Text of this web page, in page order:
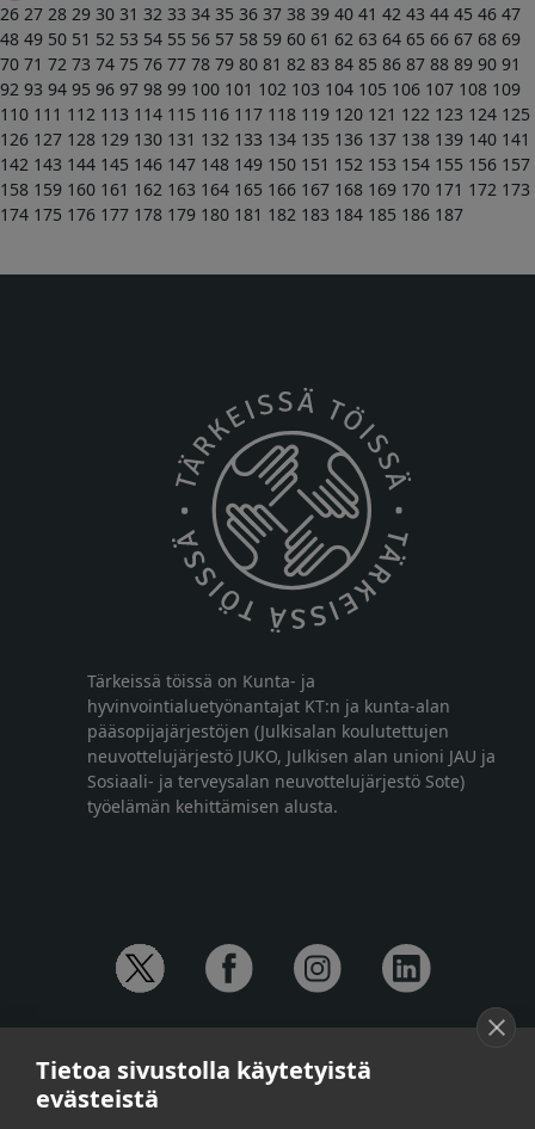
26 27 28 29 30 31 32 33 34 35 36 37 38 39 40 41 42 43 44 45 46 47
48 49 50 51 52 53 54 55 56 57 58 59 60 61 62 63 64 65 66 67 68 69
70 71 72 73 74 75 76 77 78 79 80 81 82 83 84 85 86 87 88 89 90 91
92 93 94 95 96 97 98 99 100 101 102 103 104 105 106 107 108 109
110 111 112 113 114 115 116 117 118 119 120 121 122 123 124 125
126 127 128 129 130 131 132 133 134 135 136 137 138 139 140 141
142 143 144 145 146 147 148 149 150 151 152 153 154 155 156 157
158 159 160 161 162 163 164 165 166 167 168 169 170 171 172 173
174 175 176 177 178 179 180 181 182 183 184 185 186 187
Tärkeissä töissä on Kunta- ja
hyvinvointialuetyönantajat KT:n ja kunta-alan
pääsopijajärjestöjen (Julkisalan koulutettujen
neuvottelujärjestö JUKO, Julkisen alan unioni JAU ja
Sosiaali- ja terveysalan neuvottelujärjestö Sote)
työelämän kehittämisen alusta.
Anna-Mari Jaanu, kehittämispäällikkö,
puh. +358 50 572 4620
Tietoa sivustolla käytetyistä
evästeistä